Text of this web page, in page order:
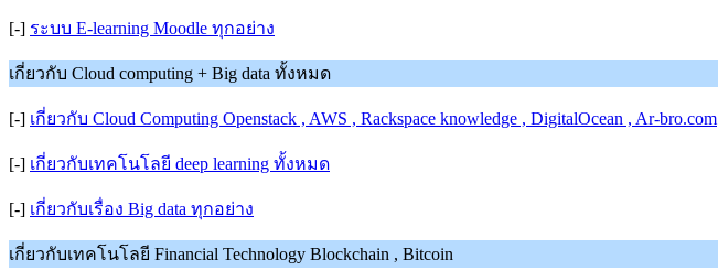
[-] ระบบ E-learning Moodle ทุกอย่าง
เกี่ยวกับ Cloud computing + Big data ทั้งหมด
[-] เกี่ยวกับ Cloud Computing Openstack , AWS , Rackspace knowledge , DigitalOcean , Ar-bro.com
[-] เกี่ยวกับเทคโนโลยี deep learning ทั้งหมด
[-] เกี่ยวกับเรื่อง Big data ทุกอย่าง
เกี่ยวกับเทคโนโลยี Financial Technology Blockchain , Bitcoin